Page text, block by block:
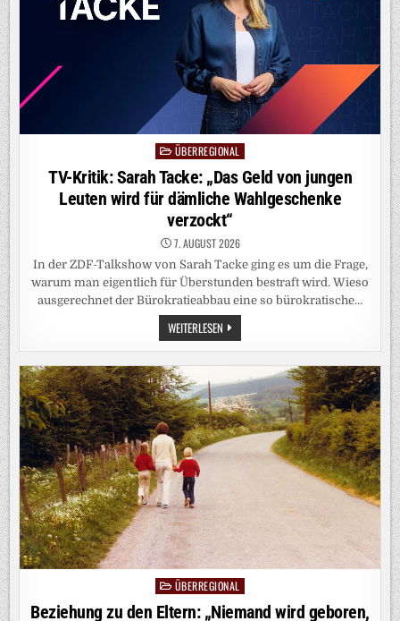
Posted
in
ÜBERREGIONAL
TV-Kritik: Sarah Tacke: „Das Geld von jungen
Leuten wird für dämliche Wahlgeschenke
verzockt“
7. AUGUST 2026
In der ZDF-Talkshow von Sarah Tacke ging es um die Frage,
warum man eigentlich für Überstunden bestraft wird. Wieso
ausgerechnet der Bürokratieabbau eine so bürokratische…
WEITERLESEN TV-
KRITIK:
SARAH
TACKE:
GELD
VON
JUNGEN
LEUTEN
WIRD
FÜR
DÄMLICHE
WAHLGESCHENKE
VERZOCKT“
Posted
in
ÜBERREGIONAL
Beziehung zu den Eltern: „Niemand wird geboren,